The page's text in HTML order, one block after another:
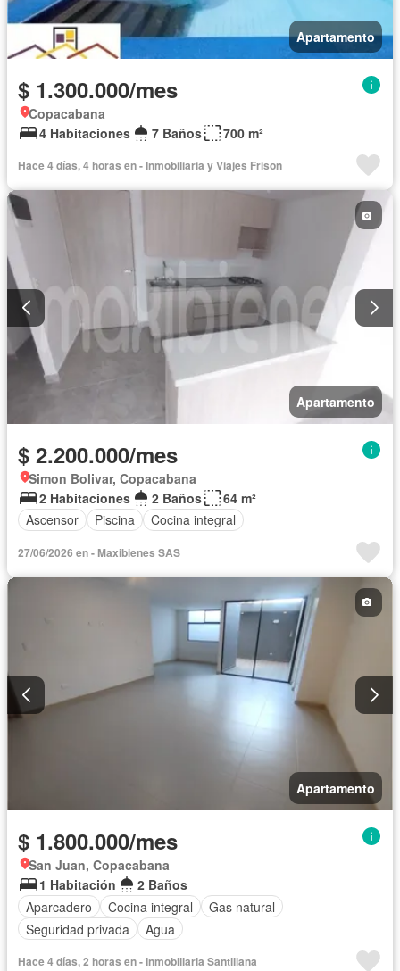
Apartamento
$ 1.300.000/mes
Copacabana
4 Habitaciones
7 Baños 700 m²
Hace 4 días, 4 horas en - Inmobiliaria y Viajes Frison
Apartamento
$ 2.200.000/mes
Simon Bolivar, Copacabana
2 Habitaciones
2 Baños
64 m²
Ascensor
Piscina Cocina integral
27/06/2026 en - Maxibienes SAS
Apartamento
$ 1.800.000/mes
San Juan, Copacabana
1 Habitación
2 Baños
Aparcadero
Cocina integral
Gas natural
Seguridad privada
Agua
Hace 4 días, 2 horas en - Inmobiliaria Santillana